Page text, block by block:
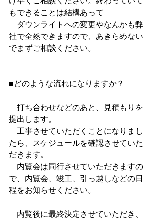
もできることは結構あって
ダウンライトへの変更やなんかも弊
社で全然できますので、あきらめない
でまずご相談ください。
■どのような流れになりますか？
打ち合わせなどのあと、見積もりを
提出します。
工事させていただくことになりまし
たら、スケジュールを確認させていた
だきます。
内覧会は同行させていただきますの
で、内覧会、竣工、引っ越しなどの日
程をお知らせください。
内覧後に最終決定させていただき、